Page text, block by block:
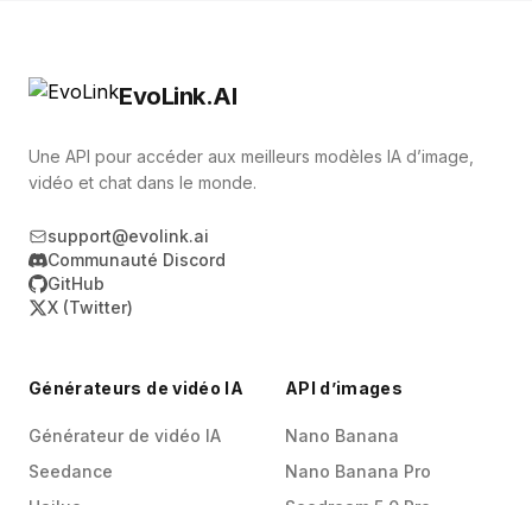
temps réel. L’infrastructure auto‑scale et gère
des pics de trafic avec des milliers de requêtes
en charge.
EvoLink.AI
Une API pour accéder aux meilleurs modèles IA d’image,
vidéo et chat dans le monde.
support@evolink.ai
Communauté Discord
GitHub
X (Twitter)
Générateurs de vidéo IA
Générateur de vidéo IA
Seedance
API d’images
Nano Banana
Nano Banana Pro